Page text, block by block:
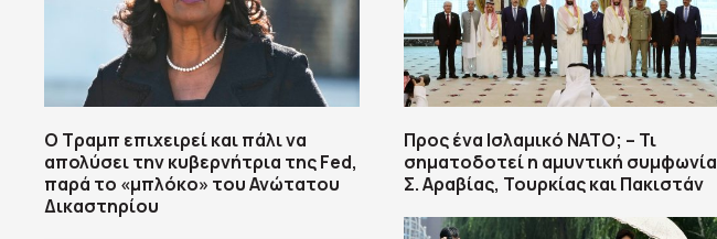
Ο Τραμπ επιχειρεί και πάλι να
απολύσει την κυβερνήτρια της Fed,
παρά το «μπλόκο» του Ανώτατου
Δικαστηρίου
Προς ένα Ισλαμικό ΝΑΤΟ; – Τι
σηματοδοτεί η αμυντική συμφωνία
Σ. Αραβίας, Τουρκίας και Πακιστάν